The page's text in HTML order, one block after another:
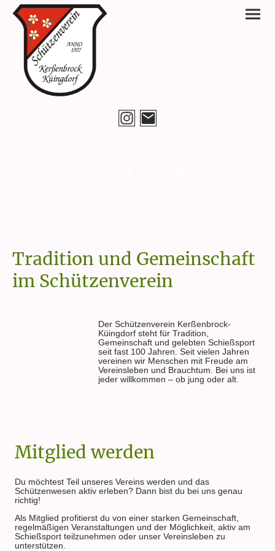
Tradition und Gemeinschaft
im Schützenverein
Der Schützenverein Kerßenbrock-
Küingdorf steht für Tradition,
Gemeinschaft und gelebten Schießsport
seit fast 100 Jahren. Seit vielen Jahren
vereinen wir Menschen mit Freude am
Vereinsleben und Brauchtum. Bei uns ist
jeder willkommen – ob jung oder alt.
Mitglied werden
Du möchtest Teil unseres Vereins werden und das
Schützenwesen aktiv erleben? Dann bist du bei uns genau
richtig!
Als Mitglied profitierst du von einer starken Gemeinschaft,
regelmäßigen Veranstaltungen und der Möglichkeit, aktiv am
Schießsport teilzunehmen oder unser Vereinsleben zu
unterstützen.